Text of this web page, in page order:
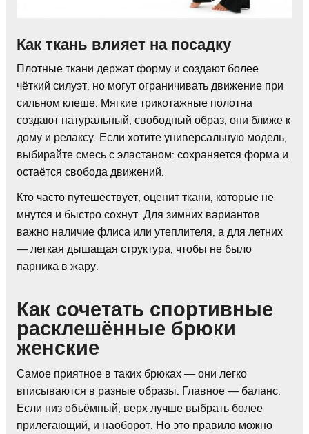
Как ткань влияет на посадку
Плотные ткани держат форму и создают более
чёткий силуэт, но могут ограничивать движение при
сильном клеше. Мягкие трикотажные полотна
создают натуральный, свободный образ, они ближе к
дому и релаксу. Если хотите универсальную модель,
выбирайте смесь с эластаном: сохраняется форма и
остаётся свобода движений.
Кто часто путешествует, оценит ткани, которые не
мнутся и быстро сохнут. Для зимних вариантов
важно наличие флиса или утеплителя, а для летних
— легкая дышащая структура, чтобы не было
парника в жару.
Как сочетать спортивные
расклешённые брюки
женские
Самое приятное в таких брюках — они легко
вписываются в разные образы. Главное — баланс.
Если низ объёмный, верх лучше выбрать более
прилегающий, и наоборот. Но это правило можно